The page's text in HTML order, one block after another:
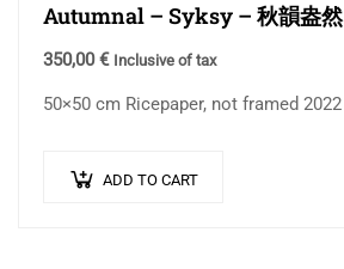
Autumnal – Syksy – 秋韻盎然
350,00€ Inclusive of tax
50×50 cm Ricepaper, not framed 2022
ADD TO CART